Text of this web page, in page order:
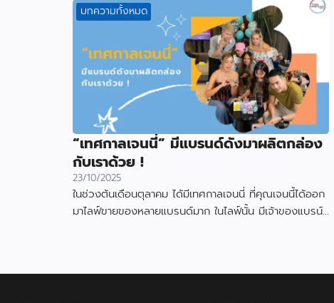
บทความทั้งหมด
“เทศกาลเจนนี่” มีแบรนด์ดังมาผลิตกล่อง
กับเราด้วย !
23/10/2025
ในช่วงต้นเดือนตุลาคม ได้มีเทศกาลเจนนี่ ที่คุณเจนนี้ได้ออก
มาไลฟ์ขายของหลายแบรนด์มาก ในไลฟ์นั้น มีเจ้าของแบรน์